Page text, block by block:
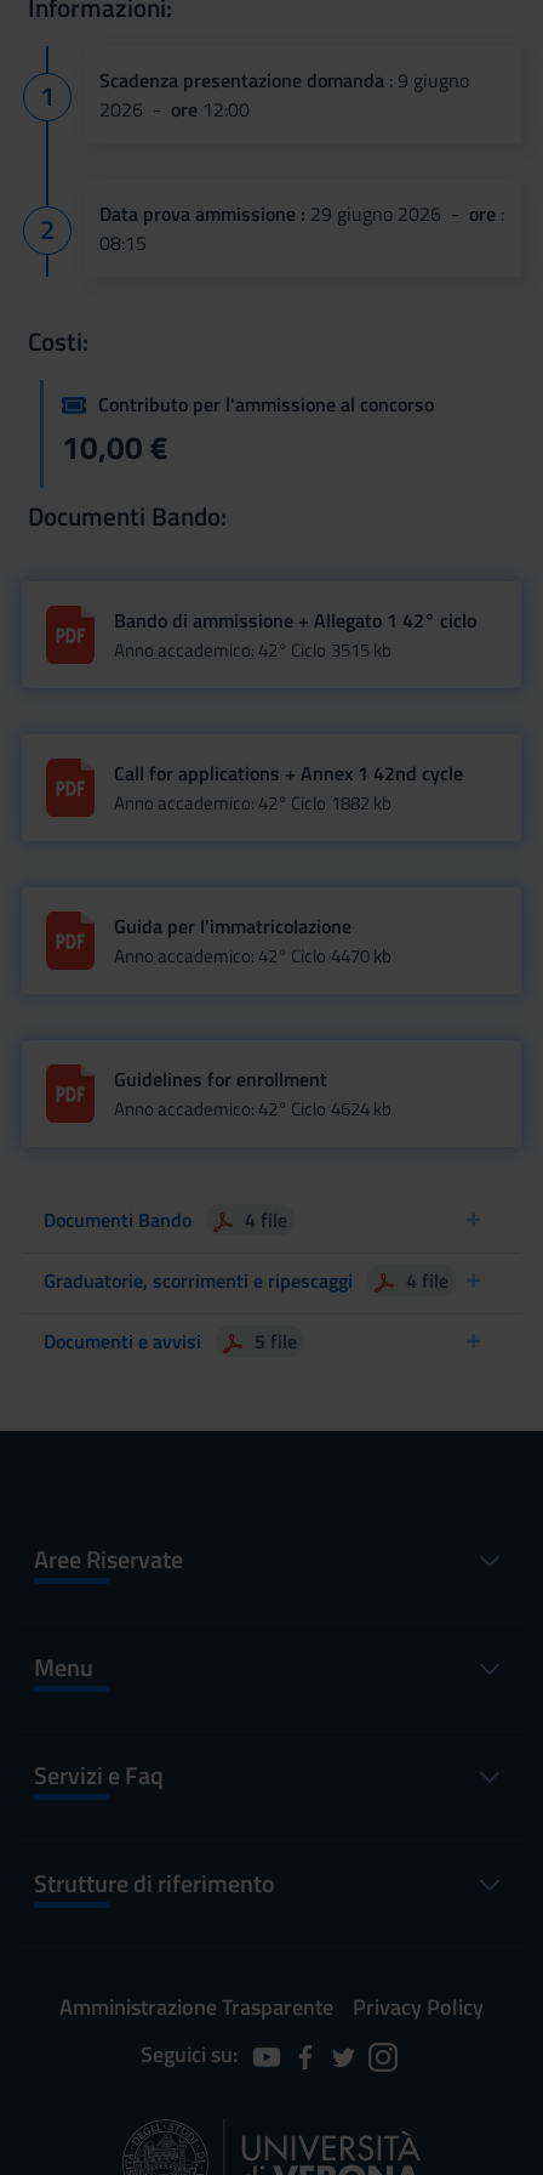
Scadenza presentazione domanda : 9 giugno
2026 - ore 12:00
Data prova ammissione : 29 giugno 2026 - ore :
08:15
Costi:
Contributo per l'ammissione al concorso
10,00 €
Documenti Bando:
Bando di ammissione + Allegato 1 42° ciclo
Anno accademico: 42° Ciclo 3515 kb
Call for applications + Annex 1 42nd cycle
Anno accademico: 42° Ciclo 1882 kb
Guida per l'immatricolazione
Anno accademico: 42° Ciclo 4470 kb
Guidelines for enrollment
Anno accademico: 42° Ciclo 4624 kb
Documenti Bando 4 file
Graduatorie, scorrimenti e ripescaggi 4 file
Documenti e avvisi 5 file
Aree Riservate
Menu
Servizi e Faq
Strutture di riferimento
Amministrazione Trasparente
Privacy Policy
Seguici su: